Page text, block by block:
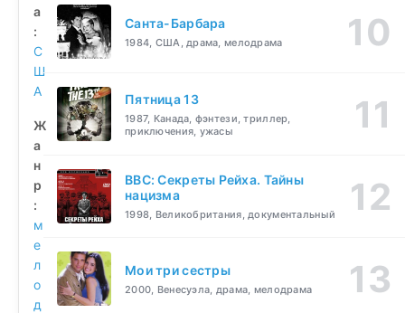
а
:
С
Ш
А
Ж
а
н
р
:
м
е
л
о
д
Санта-Барбара
1984, США, драма, мелодрама
Пятница 13
1987, Канада, фэнтези, триллер,
приключения, ужасы
BBC: Секреты Рейха. Тайны
нацизма
1998, Великобритания, документальный
Мои три сестры
2000, Венесуэла, драма, мелодрама